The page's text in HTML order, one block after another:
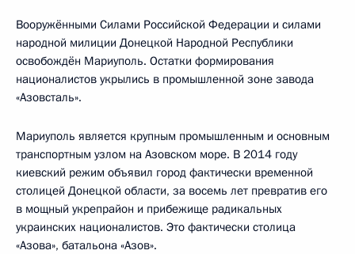
Вооружёнными Силами Российской Федерации и силами
народной милиции Донецкой Народной Республики
освобождён Мариуполь. Остатки формирования
националистов укрылись в промышленной зоне завода
«Азовсталь».
Мариуполь является крупным промышленным и основным
транспортным узлом на Азовском море. В 2014 году
киевский режим объявил город фактически временной
столицей Донецкой области, за восемь лет превратив его
в мощный укрепрайон и прибежище радикальных
украинских националистов. Это фактически столица
«Азова», батальона «Азов».